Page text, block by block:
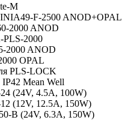
M
F-2500 ANOD+OPAL
2000 ANOD
PLS-2000
2000 ANOD
OPAL
PLS-LOCK
Mean Well
(24V, 4.5A, 100W)
(12V, 12.5A, 150W)
B (24V, 6.3A, 150W)